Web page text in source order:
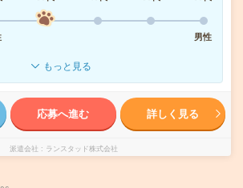
男性
もっと見る
応募へ進む 詳しく見る
派遣会社 ランスタッド株式会社